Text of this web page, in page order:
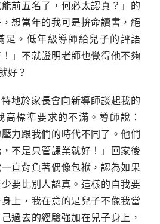
能前五名了，何必太認真？」的
想當年的我可是拚命讀書，絕
足。低年級導師給兒子的評語
」不就證明老師也覺得他不夠
好？
地於家長會向新導師談起我的
高標準要求的不滿。導師說：
壓力跟我們的時代不同了。他們
不是只管課業就好！」回家後
直背負著偶像包袱，認為如果
要比別人認真。這樣的自我要
上，我在意的是兒子不像我當
過去的經驗強加在兒子身上，